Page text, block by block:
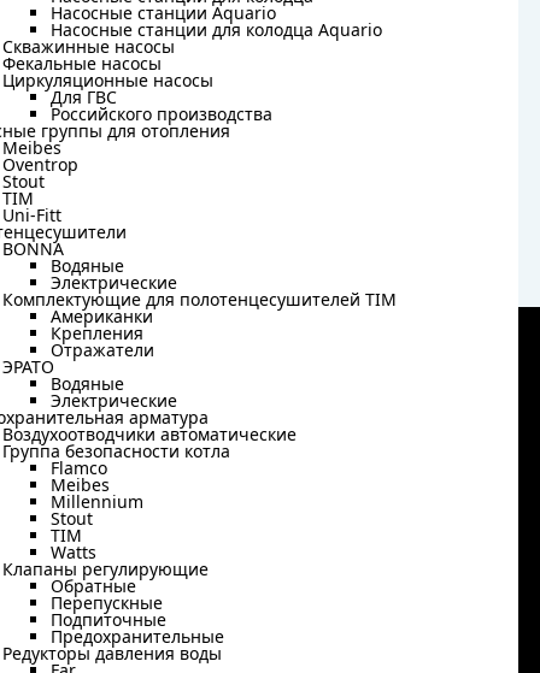
Насосные станции Aquario
Насосные станции для колодца Aquario
Скважинные насосы
Фекальные насосы
Циркуляционные насосы
Для ГВС
Российского производства
группы для отопления
Meibes
Oventrop
Stout
TIM
Uni-Fitt
BONNA
Водяные
Электрические
Комплектующие для полотенцесушителей TIM
Американки
Крепления
Отражатели
ЭРАТО
Водяные
Электрические
арматура
Воздухоотводчики автоматические
Группа безопасности котла
Flamco
Meibes
Millennium
Stout
TIM
Watts
Клапаны регулирующие
Обратные
Перепускные
Подпиточные
Предохранительные
Редукторы давления воды
Насосные станции Aquario
Насосные станции для колодца Aquario
Скважинные насосы
Фекальные насосы
Циркуляционные насосы
Для ГВС
Российского производства
группы для отопления
Meibes
Oventrop
Stout
TIM
Uni-Fitt
BONNA
Водяные
Электрические
Комплектующие для полотенцесушителей TIM
Американки
Крепления
Отражатели
ЭРАТО
Водяные
Электрические
арматура
Воздухоотводчики автоматические
Группа безопасности котла
Flamco
Meibes
Millennium
Stout
TIM
Watts
Клапаны регулирующие
Обратные
Перепускные
Подпиточные
Предохранительные
Редукторы давления воды
Химки,
Каталог
Радиаторы отопления
Трубы и фитинги
Распределительные коллекторы
Электрические водонагреватели
Смесители
Пластиковые баки и емкости
Водонагреватели газовые